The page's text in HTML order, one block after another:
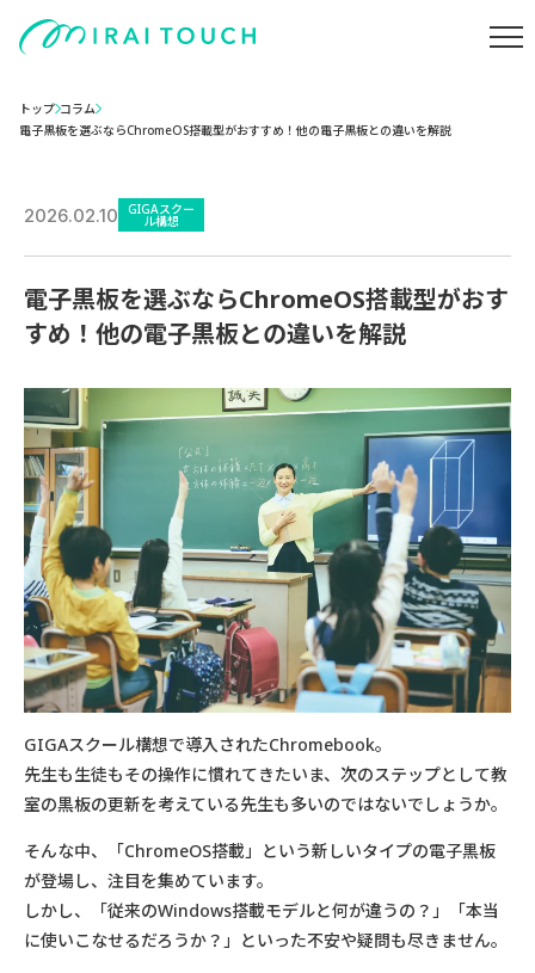
トップ コラム
電子黒板を選ぶならChromeOS搭載型がおすすめ！他の電子黒板との違いを解説
2026.02.10 GIGAスクー
ル構想
電子黒板を選ぶならChromeOS搭載型がおす
すめ！他の電子黒板との違いを解説
GIGAスクール構想で導入されたChromebook。
先生も生徒もその操作に慣れてきたいま、次のステップとして教
室の黒板の更新を考えている先生も多いのではないでしょうか。
そんな中、「ChromeOS搭載」という新しいタイプの電子黒板
が登場し、注目を集めています。
しかし、「従来のWindows搭載モデルと何が違うの？」「本当
に使いこなせるだろうか？」といった不安や疑問も尽きません。